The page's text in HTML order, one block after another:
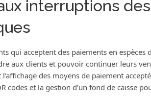
interruptions
qui acceptent des paiements en
aux clients et pouvoir continuer leurs
des moyens de paiement
codes et la gestion d’un fond de caisse